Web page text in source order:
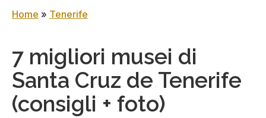
Gran
Canaria
Claire
Home » Tenerife
7 migliori musei di
Santa Cruz de Tenerife
(consigli + foto)